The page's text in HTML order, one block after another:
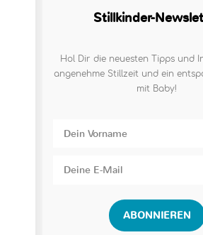
Stillkinder-
Hol Dir die neuesten Tipps und
angenehme Stillzeit und ein
mit Baby!
ABONNIEREN